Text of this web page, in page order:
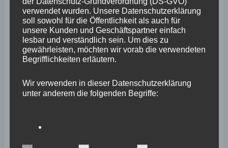
März 2025
Februar 2025
Januar 2025
Dezember 2024
November 2024
Oktober 2024
verwendet wurden. Unsere Datenschutzerklärung
soll sowohl für die Öffentlichkeit als auch für
unsere Kunden und Geschäftspartner einfach
lesbar und verständlich sein. Um dies zu
gewährleisten, möchten wir vorab die verwendeten
Begrifflichkeiten erläutern.
Wir verwenden in dieser Datenschutzerklärung
unter anderem die folgenden Begriffe: